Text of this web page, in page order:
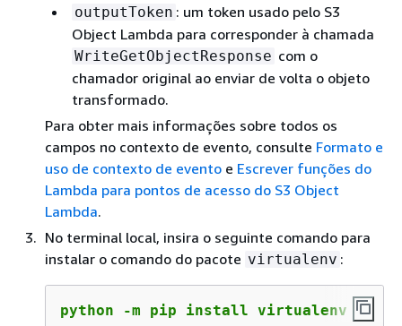
outputToken : um token usado pelo S3
Object Lambda para corresponder à chamada
WriteGetObjectResponse com o
chamador original ao enviar de volta o objeto
transformado.
Para obter mais informações sobre todos os
campos no contexto de evento, consulte Formato e
uso de contexto de evento e Escrever funções do
Lambda para pontos de acesso do S3 Object
Lambda.
No terminal local, insira o seguinte comando para
instalar o comando do pacote virtualenv :
python -m pip install virtualenv